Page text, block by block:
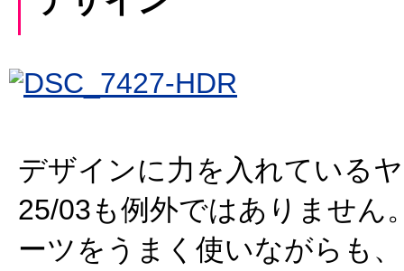
デザインに力を入れている
25/03も例外ではありません
ーツをうまく使いながらも